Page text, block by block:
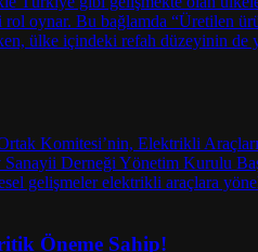
Öneme Sahip!